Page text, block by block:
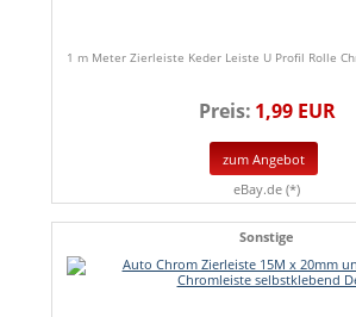
1 m Meter Zierleiste Keder Leiste U Profil Rolle
Preis: 1,99 EUR
zum Angebot
eBay.de (*)
Sonstige